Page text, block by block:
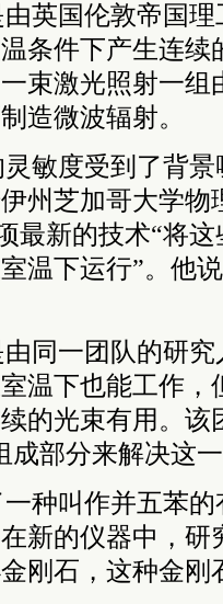
英国伦敦帝国
条件下产生连续
束激光照射一组
造微波辐射。
敏度受到了背
州芝加哥大学物
最新的技术“将
温下运行”。他
同一团队的研究
温下也能工作，
的光束有用。该
成部分来解决这
种叫作并五苯
新的仪器中，研
刚石，这种金刚